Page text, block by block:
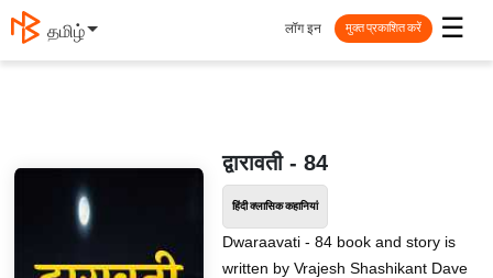
தமிழ் ☰
लॉग इन मुक्त प्रकाशित करें
द्वारावती - 84
हिंदी क्लासिक कहानियां
Dwaraavati - 84 book and story is
written by Vrajesh Shashikant Dave